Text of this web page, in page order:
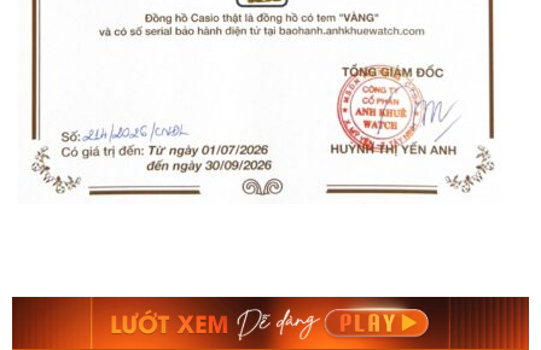
Mua ngay Mua ngay